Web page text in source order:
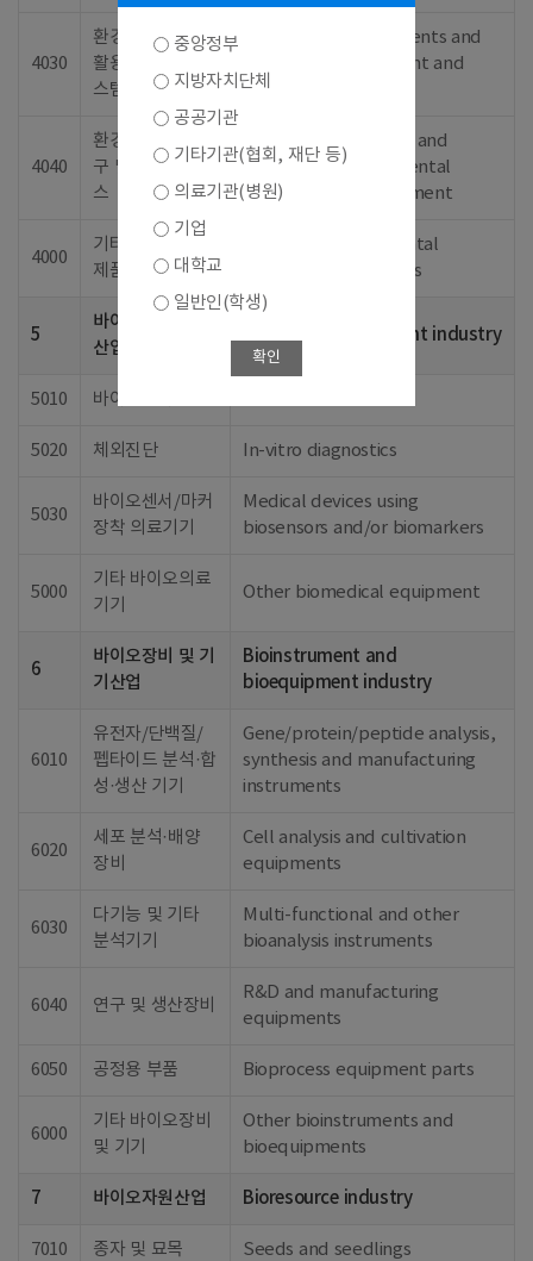
4030
환경처리, 자원재
활용 제제 및 시
스템
Bioenvironmental agents and
systems for treatment and
recycle
4040
환경오염 측정기
구 및 진단, 서비
스
Measuring apparatus and
service for environmental
pollution and assessment
4000
기타 바이오환경
제품 및 서비스
Other bioenvironmental
products and services
5
바이오의료기기
산업
Biomedical equipment industry
5010 바이오센서
5020 체외진단 In-vitro diagnostics
5030
바이오센서/마커
장착 의료기기
Medical devices using
biosensors and/or biomarkers
5000
기타 바이오의료
기기
Other biomedical equipment
6
바이오장비 및 기
기산업
Bioinstrument and
bioequipment industry
6010
유전자/단백질/
펩타이드 분석·합
성·생산 기기
Gene/protein/peptide analysis,
synthesis and manufacturing
instruments
6020
세포 분석·배양
장비
Cell analysis and cultivation
equipments
6030
다기능 및 기타
분석기기
Multi-functional and other
bioanalysis instruments
6040 연구 및 생산장비
R&D and manufacturing
equipments
6050 공정용 부품 Bioprocess equipment parts
6000
기타 바이오장비
및 기기
Other bioinstruments and
bioequipments
7 바이오자원산업 Bioresource industry
7010 종자 및 묘목 Seeds and seedlings
중앙정부
지방자치단체
공공기관
기타기관(협회, 재단 등)
의료기관(병원)
기업
대학교
일반인(학생)
확인